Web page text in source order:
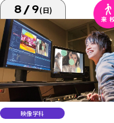
8/9(日)
映像学科